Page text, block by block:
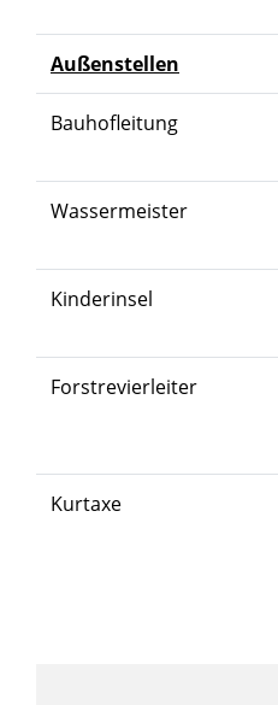
Außenstellen
Bauhofleitung
Wassermeister
Kinderinsel
Forstrevierleiter
Kurtaxe